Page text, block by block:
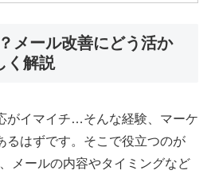
メール改善にどう活か
く解説
がイマイチ…そんな経験、マーケ
るはずです。そこで役立つのが
メールの内容やタイミングなど